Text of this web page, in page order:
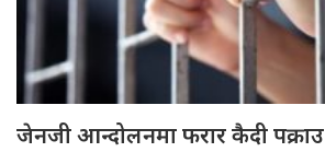
जेनजी आन्दोलनमा फरार कैदी पक्राउ